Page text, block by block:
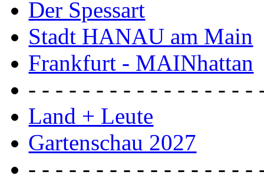
Der Spessart
Stadt HANAU am Main
Frankfurt - MAINhattan
- - - - - - - - - - - - - - - - -
Land + Leute
Gartenschau 2027
- - - - - - - - - - - - - - - - -